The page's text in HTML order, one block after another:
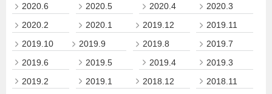
2020.6
2020.5 2020.4
2020.3
2020.2
2020.1 2019.12
2019.11
2019.10
2019.9 2019.8
2019.7
2019.6
2019.5 2019.4
2019.3
2019.2
2019.1 2018.12
2018.11